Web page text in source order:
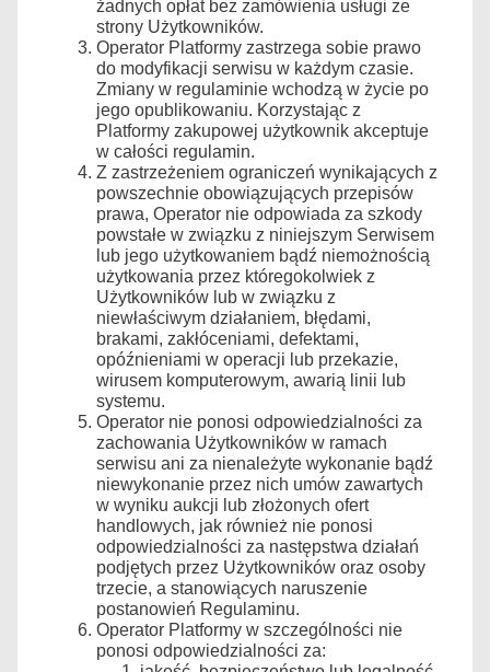
żadnych opłat bez zamówienia usługi ze
strony Użytkowników.
Operator Platformy zastrzega sobie prawo
do modyfikacji serwisu w każdym czasie.
Zmiany w regulaminie wchodzą w życie po
jego opublikowaniu. Korzystając z
Platformy zakupowej użytkownik akceptuje
w całości regulamin.
Z zastrzeżeniem ograniczeń wynikających z
powszechnie obowiązujących przepisów
prawa, Operator nie odpowiada za szkody
powstałe w związku z niniejszym Serwisem
lub jego użytkowaniem bądź niemożnością
użytkowania przez któregokolwiek z
Użytkowników lub w związku z
niewłaściwym działaniem, błędami,
brakami, zakłóceniami, defektami,
opóźnieniami w operacji lub przekazie,
wirusem komputerowym, awarią linii lub
systemu.
Operator nie ponosi odpowiedzialności za
zachowania Użytkowników w ramach
serwisu ani za nienależyte wykonanie bądź
niewykonanie przez nich umów zawartych
w wyniku aukcji lub złożonych ofert
handlowych, jak również nie ponosi
odpowiedzialności za następstwa działań
podjętych przez Użytkowników oraz osoby
trzecie, a stanowiących naruszenie
postanowień Regulaminu.
Operator Platformy w szczególności nie
ponosi odpowiedzialności za: